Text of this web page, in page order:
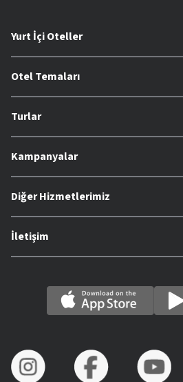
Yurt İçi Oteller
Otel Temaları
Turlar
Kampanyalar
Diğer Hizmetlerimiz
İletişim